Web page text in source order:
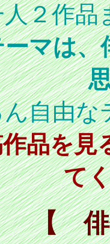
２作品
マは
自由な
品を見
て
【